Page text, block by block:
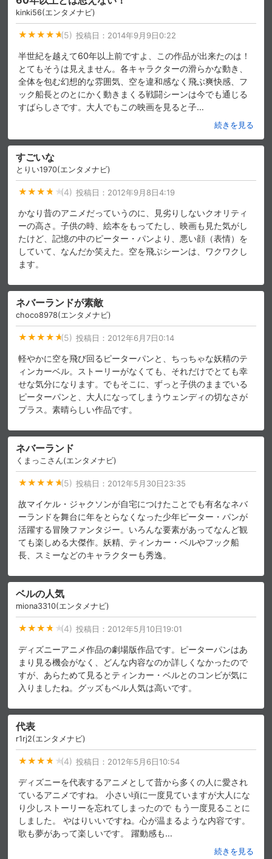
視聴デバイス一覧
パスコード設定
視聴年齢制限の変更時にパスコード入力が
求められるのでお子さまがいても安心で
す。
メルマガ
メルマガの配信停止、配信先のメールアド
定額見放題解約
ログアウト
kinki56(エンタメナビ)
(5) 投稿日： 2014年9月9日0:22
半世紀を越えて60年以上前ですよ、この作品が出来たのは！
とてもそうは見えません。各キャラクターの滑らかな動き、
全体を包む幻想的な雰囲気、空を違和感なく飛ぶ爽快感、フ
ック船長とのとにかく動きまくる戦闘シーンは今でも通じる
すばらしさです。大人でもこの映画を見ると子…
続きを見る
すごいな
とりい1970(エンタメナビ)
(4) 投稿日： 2012年9月8日4:19
かなり昔のアニメだっていうのに、見劣りしないクオリティ
ーの高さ。子供の時、絵本をもってたし、映画も見た気がし
たけど、記憶の中のピーター・パンより、悪い顔（表情）を
していて、なんだか笑えた。空を飛ぶシーンは、ワクワクし
ます。
ネバーランドが素敵
choco8978(エンタメナビ)
(5) 投稿日： 2012年6月7日0:14
軽やかに空を飛び回るピーターパンと、ちっちゃな妖精のテ
ィンカーベル。ストーリーがなくても、それだけでとても幸
せな気分になります。でもそこに、ずっと子供のままでいる
ピーターパンと、大人になってしまうウェンディの切なさが
プラス。素晴らしい作品です。
ネバーランド
くまっこさん(エンタメナビ)
(5) 投稿日： 2012年5月30日23:35
故マイケル・ジャクソンが自宅につけたことでも有名なネバ
ーランドを舞台に年をとらなくなった少年ピーター・パンが
活躍する冒険ファンタジー。いろんな要素があってなんど観
ても楽しめる大傑作。妖精、ティンカー・ベルやフック船
長、スミーなどのキャラクターも秀逸。
ベルの人気
miona3310(エンタメナビ)
(4) 投稿日： 2012年5月10日19:01
ディズニーアニメ作品の劇場版作品です。ピーターパンはあ
まり見る機会がなく、どんな内容なのか詳しくなかったので
すが、あらためて見るとティンカー・ベルとのコンビが気に
入りましたね。グッズもベル人気は高いです。
代表
r1rj2(エンタメナビ)
(4) 投稿日： 2012年5月6日10:54
ディズニーを代表するアニメとして昔から多くの人に愛され
ているアニメですね。 小さい頃に一度見ていますが大人にな
り少しストーリーを忘れてしまったので もう一度見ることに
しました。 やはりいいですね。心が温まるような内容です。
歌も夢があって楽しいです。 躍動感も…
続きを見る